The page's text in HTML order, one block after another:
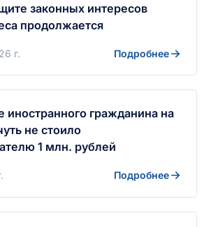
законных интересов
продолжается
г. Подробнее
иностранного гражданина на
не стоило
1 млн. рублей
Подробнее